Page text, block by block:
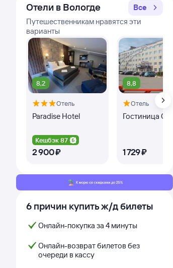
Отели в Вологде
Все
Путешественникам нравятся эти
варианты
8,2
Отель
Paradise Hotel
Кешбэк 87
2 ⁠900 ⁠₽
8,8
Отель
Гостиница
1 ⁠729 ⁠₽
6 причин купить ж/д билеты
Онлайн-покупка за 4 минуты
Онлайн-возврат билетов без
очереди в кассу